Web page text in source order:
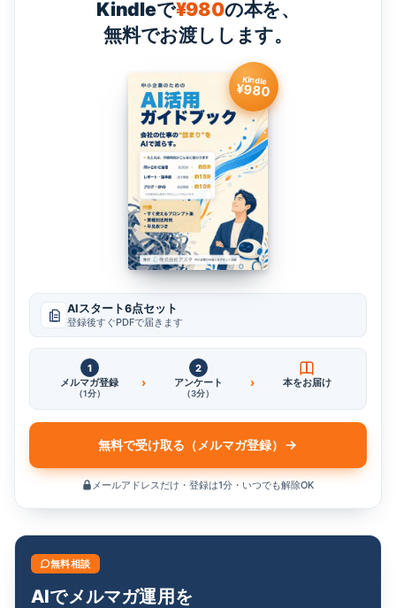
Kindleで¥980の本を、
無料でお渡しします。
Kindle
¥980
AIスタート6点セット
登録後すぐPDFで届きます
1
メルマガ登録
（1分）
›
2
アンケート
（3分）
› 本をお届け
無料で受け取る（メルマガ登録）
メールアドレスだけ・登録は1分・いつでも解除OK
無料相談
AIでメルマガ運用を